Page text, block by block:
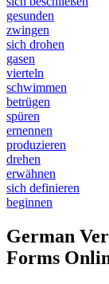
gesunden
zwingen
sich drohen
gasen
vierteln
schwimmen
betrügen
spüren
ernennen
produzieren
drehen
erwähnen
sich definieren
beginnen
German
Forms